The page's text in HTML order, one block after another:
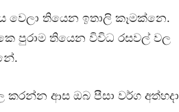
වෙලා තියෙන ඉතාලි කෑමක්නෙ.
පුරාම තියෙන විවිධ රසවල් වල
ආස ඔබ පීසා වර්ග අත්හදා